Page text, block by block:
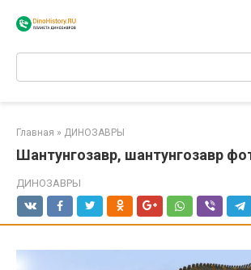
Главная » ДИНОЗАВРЫ
Шантунгозавр, шантунгозавр
ДИНОЗАВРЫ